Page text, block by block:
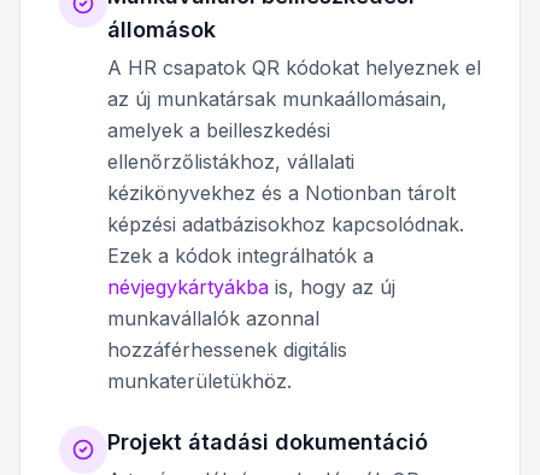
állomások
A HR csapatok QR kódokat helyeznek el
az új munkatársak munkaállomásain,
amelyek a beilleszkedési
ellenőrzőlistákhoz, vállalati
kézikönyvekhez és a Notionban tárolt
képzési adatbázisokhoz kapcsolódnak.
Ezek a kódok integrálhatók a
névjegykártyákba is, hogy az új
munkavállalók azonnal
hozzáférhessenek digitális
munkaterületükhöz.
Projekt átadási dokumentáció